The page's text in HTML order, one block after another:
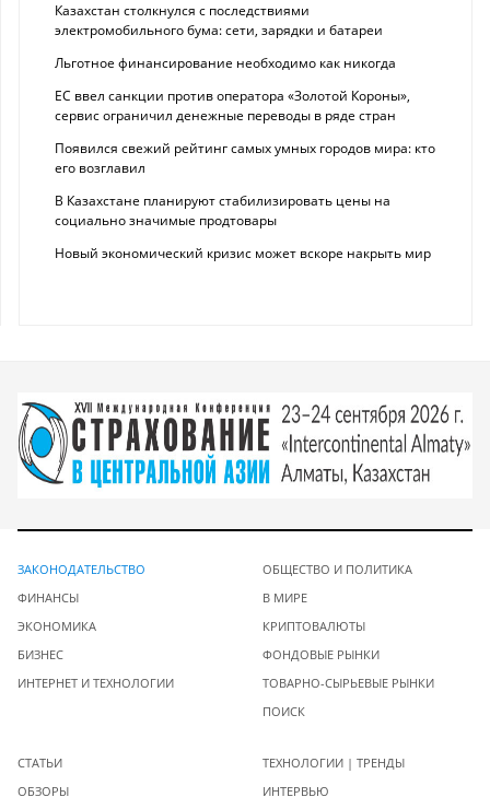
Казахстан столкнулся с последствиями
электромобильного бума: сети, зарядки и батареи
Льготное финансирование необходимо как никогда
ЕС ввел санкции против оператора «Золотой Короны»,
сервис ограничил денежные переводы в ряде стран
Появился свежий рейтинг самых умных городов мира: кто
его возглавил
В Казахстане планируют стабилизировать цены на
социально значимые продтовары
Новый экономический кризис может вскоре накрыть мир
ЗАКОНОДАТЕЛЬСТВО
ФИНАНСЫ
ЭКОНОМИКА
БИЗНЕС
ИНТЕРНЕТ И ТЕХНОЛОГИИ
ОБЩЕСТВО И ПОЛИТИКА
В МИРЕ
КРИПТОВАЛЮТЫ
ФОНДОВЫЕ РЫНКИ
ТОВАРНО-СЫРЬЕВЫЕ РЫНКИ
ПОИСК
СТАТЬИ
ОБЗОРЫ
ТЕХНОЛОГИИ | ТРЕНДЫ
ИНТЕРВЬЮ